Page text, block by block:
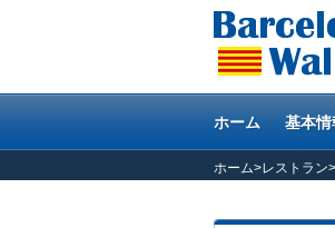
ホーム 基本情
ホーム>レストラン>